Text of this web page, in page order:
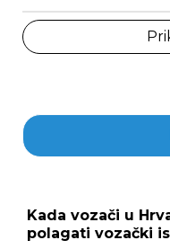
Kada vozači u
polagati vozački